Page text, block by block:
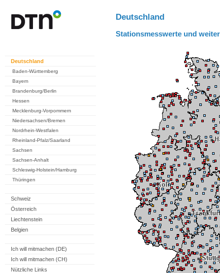
Deutschland
Baden-Württemberg
Bayern
Brandenburg/Berlin
Hessen
Mecklenburg-Vorpommern
Niedersachsen/Bremen
Nordrhein-Westfalen
Rheinland-Pfalz/Saarland
Sachsen
Sachsen-Anhalt
Schleswig-Holstein/Hamburg
Thüringen
Schweiz
Österreich
Liechtenstein
Belgien
Ich will mitmachen (DE)
Ich will mitmachen (CH)
Nützliche Links
Deutschland
Stationsmesswerte und